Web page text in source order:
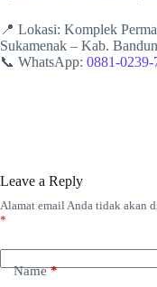
📍 Lokasi: Komplek
Sukamenak – Kab.
📞 WhatsApp: 0881-0239-
Leave a Reply
Alamat email Anda tidak akan
*
Name*